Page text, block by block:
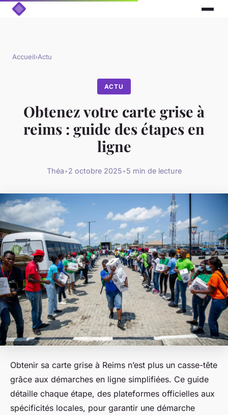
Accueil›Actu
ACTU
Obtenez votre carte grise à
reims : guide des étapes en
ligne
Théa•2 octobre 2025•5 min de lecture
Obtenir sa carte grise à Reims n’est plus un casse-tête
grâce aux démarches en ligne simplifiées. Ce guide
détaille chaque étape, des plateformes officielles aux
spécificités locales, pour garantir une démarche